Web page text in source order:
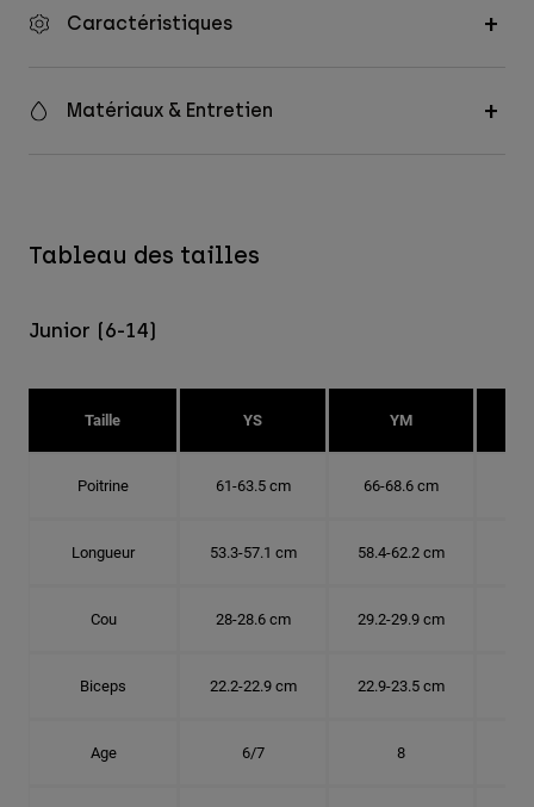
Caractéristiques
Matériaux & Entretien
Tableau des tailles
Junior (6-14)
Taille YS YM
Poitrine 61-63.5 cm 66-68.6 cm
Longueur 53.3-57.1 cm 58.4-62.2 cm
Cou 28-28.6 cm 29.2-29.9 cm
Biceps 22.2-22.9 cm 22.9-23.5 cm
Age 6/7 8